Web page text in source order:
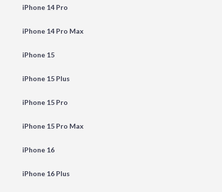
iPhone 14 Pro
iPhone 14 Pro Max
iPhone 15
iPhone 15 Plus
iPhone 15 Pro
iPhone 15 Pro Max
iPhone 16
iPhone 16 Plus